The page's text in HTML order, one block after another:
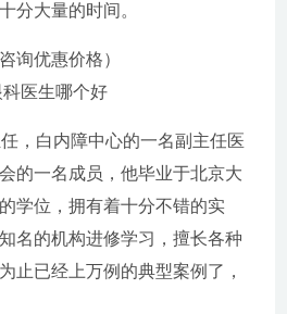
分大量的时间。
询优惠价格）
医生哪个好
，白内障中心的一名副主任医
的一名成员，他毕业于北京大
学位，拥有着十分不错的实
名的机构进修学习，擅长各种
止已经上万例的典型案例了，